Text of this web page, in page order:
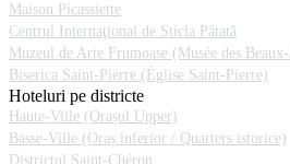
Maison Picassiette
Centrul Internaţional de Sticla Pătată
Muzeul de Arte Frumoase (Musée des
Biserica Saint-Pierre (Église Saint-Pierre)
Hoteluri pe districte
Haute-Ville (Orașul Upper)
Basse-Ville (Oraș inferior / Quarters istorice)
Districtul Saint-Chéron